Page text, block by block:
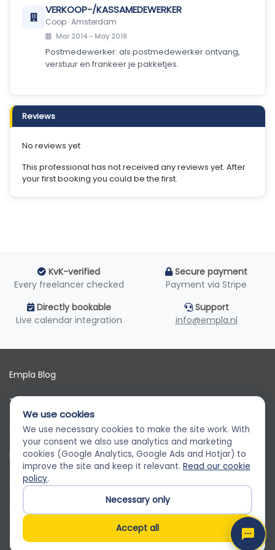
VERKOOP-/KASSAMEDEWERKER
Coop · Amsterdam
Mar 2014 - May 2019
Postmedewerker: als postmedewerker ontvang,
verstuur en frankeer je pakketjes.
Reviews
No reviews yet
This professional has not received any reviews yet. After
your first booking you could be the first.
KvK-verified
Every freelancer checked
Secure payment
Payment via Stripe
Directly bookable
Live calendar integration
Support
info@empla.nl
Empla Blog
Terms of use
GDPR
Privacy policy
Cookie policy
Cookie preferences
Customer service
Empla Assistent
Altijd beschikbaar, stel een vraag
We use cookies
We use necessary cookies to make the site work. With
your consent we also use analytics and marketing
cookies (Google Analytics, Google Ads and Hotjar) to
improve the site and keep it relevant. Read our cookie
policy.
Necessary only
Accept all